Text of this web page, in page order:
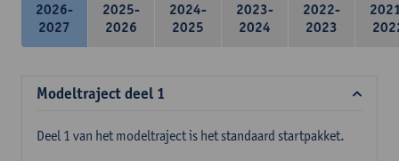
2026-
2027
2025-
2026
2024-
2025
2023-
2024
2022-
2023
Modeltraject deel 1
Deel 1 van het modeltraject is het standaard startpakket.